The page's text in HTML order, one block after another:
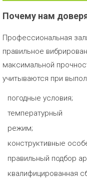
Почему нам
Профессиональная
правильное
максимальной
учитываются при
погодные условия;
температурный
режим;
конструктивные
правильный подбор
квалифицированная